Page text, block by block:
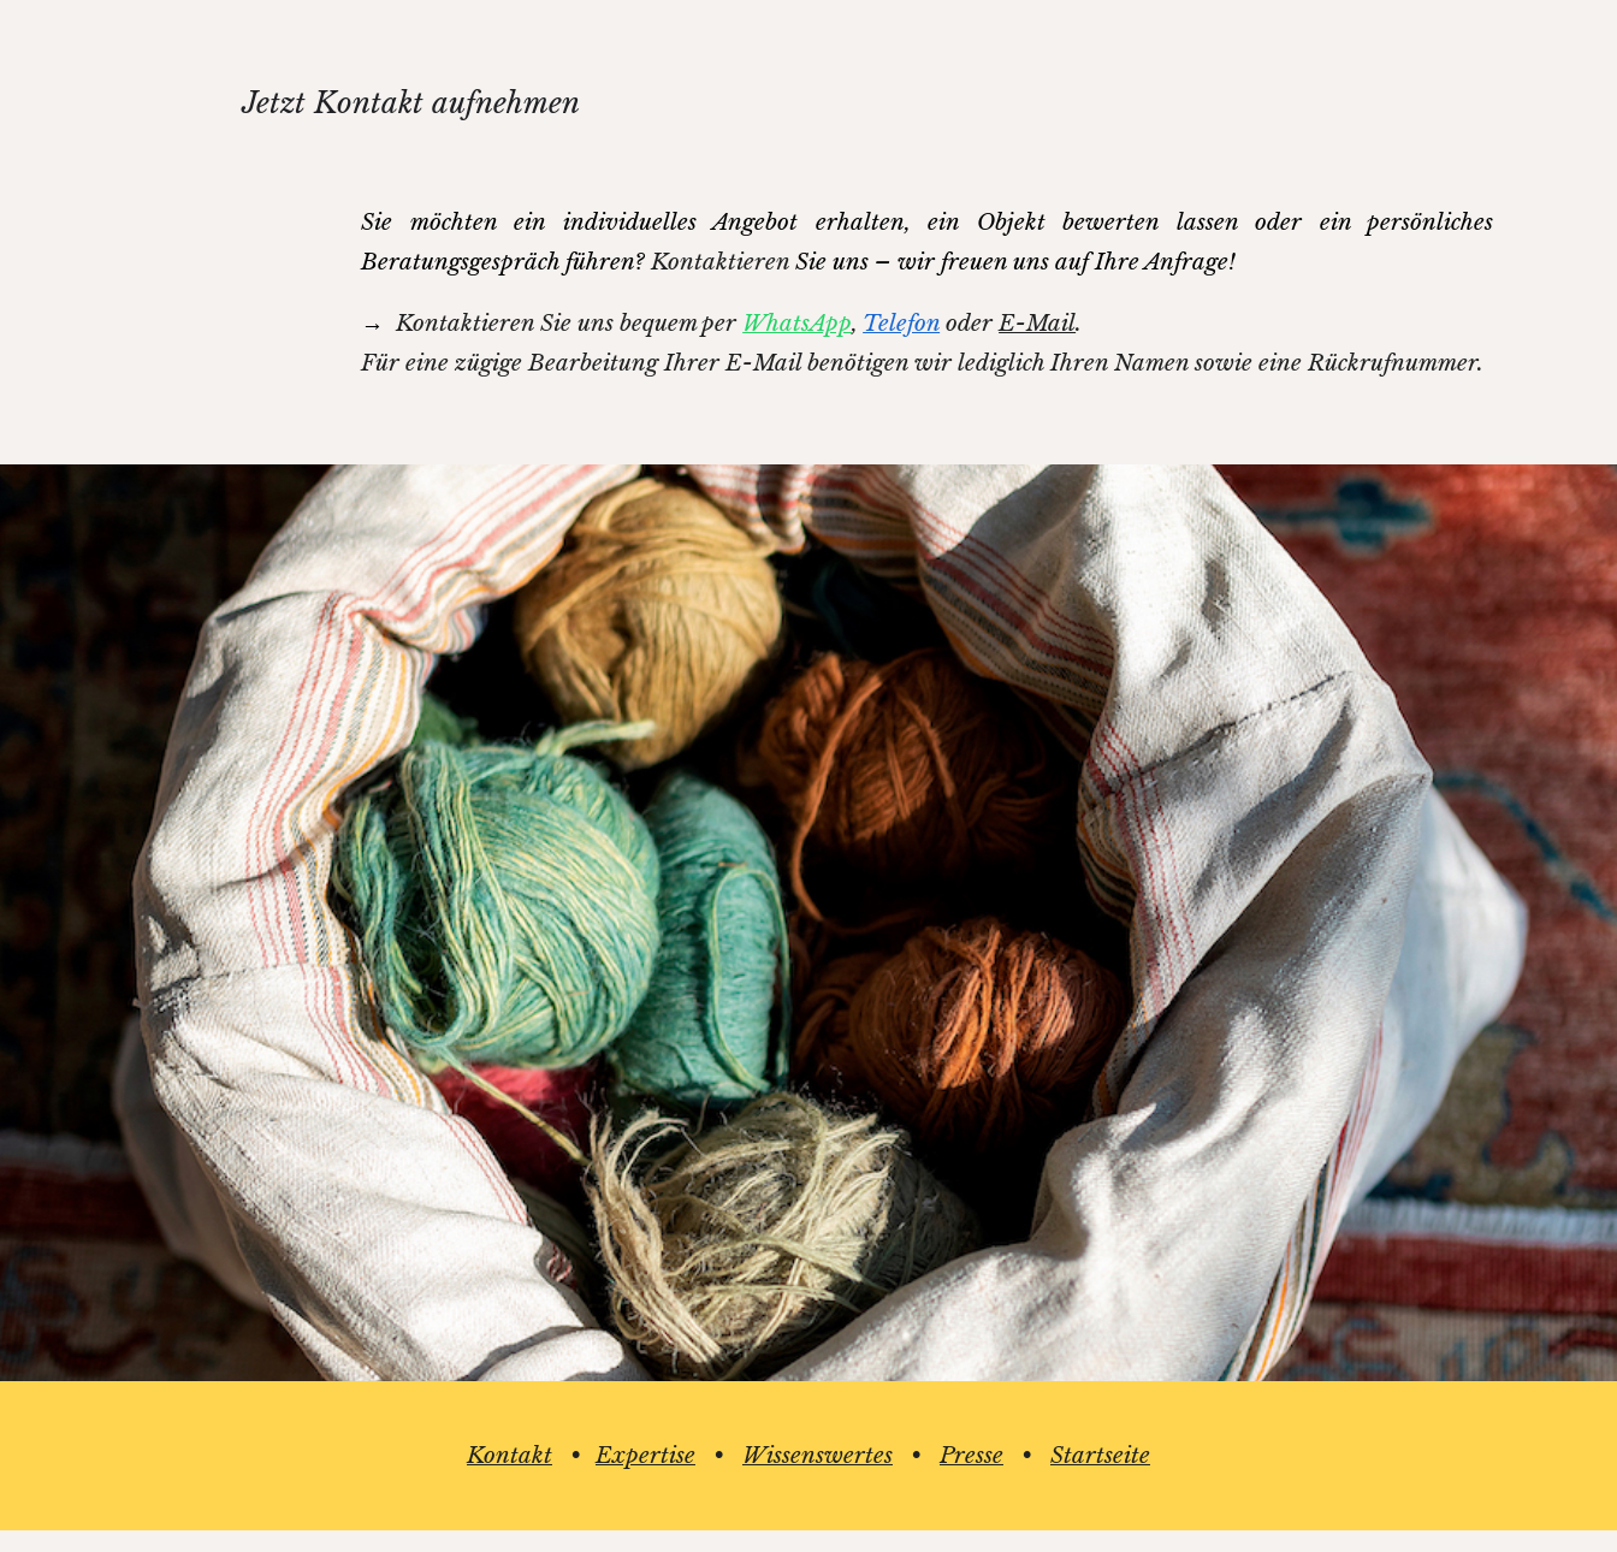
Jetzt Kontakt aufnehmen
Sie möchten ein individuelles Angebot erhalten, ein Objekt bewerten lassen oder ein persönliches
Beratungsgespräch führen?Kontaktieren Sie uns – wir freuen uns auf Ihre Anfrage!
→Kontaktieren Sie uns bequem per WhatsApp, Telefon oderE-Mail.
Für eine zügige Bearbeitung Ihrer E-Mail benötigen wir lediglich Ihren Namen sowie eine Rückrufnummer.
Kontakt • Expertise • Wissenswertes •Presse • Startseite